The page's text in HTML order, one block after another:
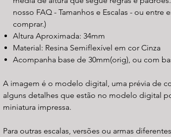
nosso FAQ - Tamanhos e Escalas - ou entre
comprar.)
Altura Aproximada: 34mm
Material: Resina Semiflexível em cor Cinza
Acompanha base de 30mm(orig), ou com
A imagem é o modelo digital, uma prévia de
alguns detalhes que estão no modelo digital
miniatura impressa.
Para outras escalas, versões ou armas